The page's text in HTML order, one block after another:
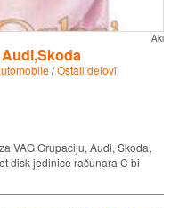
Aki
/Ostali delovi
VAG Grupaciju, Audi, Skoda,
disk jedinice računara C bi